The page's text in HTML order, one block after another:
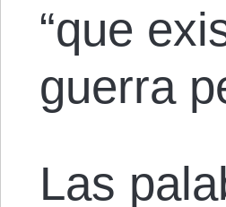
“que
guerra
Las